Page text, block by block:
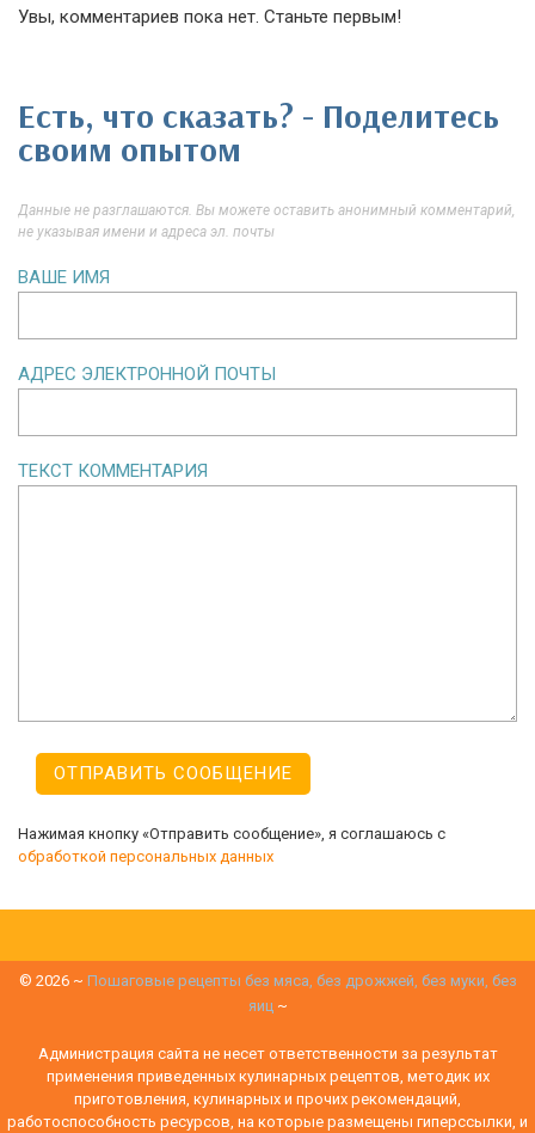
Увы, комментариев пока нет. Станьте первым!
Есть, что сказать? - Поделитесь
своим опытом
Данные не разглашаются. Вы можете оставить анонимный комментарий,
не указывая имени и адреса эл. почты
ВАШЕ ИМЯ
АДРЕС ЭЛЕКТРОННОЙ ПОЧТЫ
ТЕКСТ КОММЕНТАРИЯ
Нажимая кнопку «Отправить сообщение», я соглашаюсь с
обработкой персональных данных
© 2026~ Пошаговые рецепты без мяса, без дрожжей, без муки, без
яиц~
Администрация сайта не несет ответственности за результат
применения приведенных кулинарных рецептов, методик их
приготовления, кулинарных и прочих рекомендаций,
работоспособность ресурсов, на которые размещены гиперссылки, и